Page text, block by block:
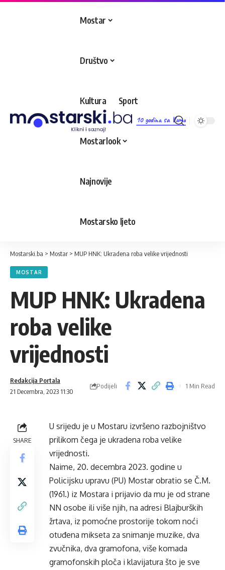
10 godina sa Vama
Mostar
Društvo
Kultura Sport
Mostarlook
Najnovije
Mostarsko ljeto
Mostarski.ba > Mostar > MUP HNK: Ukradena roba velike vrijednosti
MOSTAR
MUP HNK: Ukradena
roba velike
vrijednosti
21 Decembra, 2023 11:30
Redakcija Portala
Podijeli 1 Min Read
SHARE
U srijedu je u Mostaru izvršeno razbojništvo
prilikom čega je ukradena roba velike
vrijednosti.
Naime, 20. decembra 2023. godine u
Policijsku upravu (PU) Mostar obratio se Č.M.
(1961.) iz Mostara i prijavio da mu je od strane
NN osobe ili više njih, na adresi Blajburških
žrtava, iz pomoćne prostorije tokom noći
otuđena mikseta za snimanje muzike, dva
zvučnika, dva gramofona, više komada
gramofonskih ploča i klavijatura što je sve